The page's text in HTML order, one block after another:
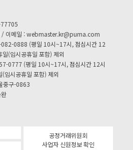
이메일 :webmaster.kr@puma.com
0888 (평일 10시~17시, 점심시간 12
(임시공휴일 포함) 제외
0777 (평일 10시~17시, 점심시간 12시
임시공휴일 포함) 제외
중구-0863
공정거래위원회
사업자 신원정보 확인